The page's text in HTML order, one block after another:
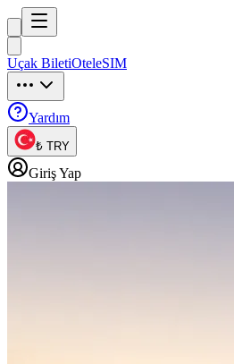
Tripuck
Uçak BiletiOteleSIM
Yardım
₺ TRY
Giriş Yap